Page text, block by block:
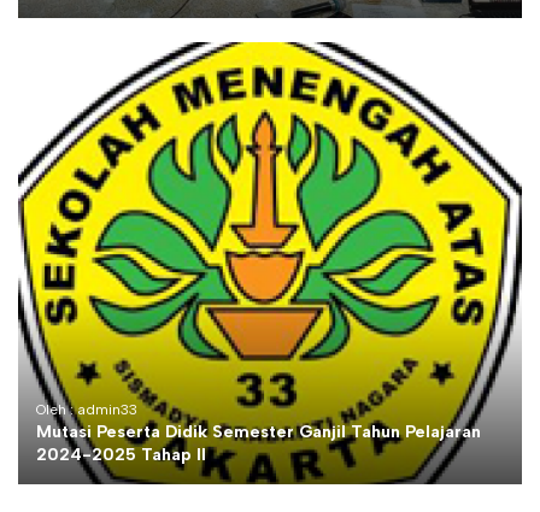
Oleh : admin33
Mutasi Peserta Didik Semester Ganjil Tahun Pelajaran
2024-2025 Tahap II